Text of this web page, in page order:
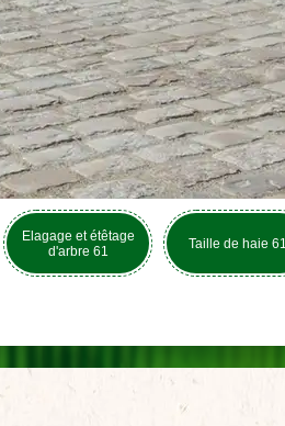
Elagage et étêtage
d'arbre 61
Taille de haie 61